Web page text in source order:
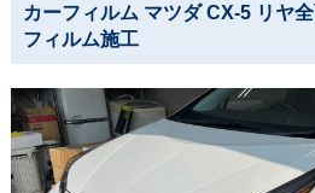
カーフィルム マツダ CX-5 リヤ
フィルム施工